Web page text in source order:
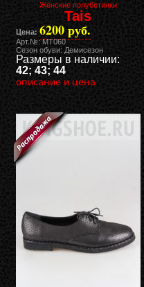
Женские полуботинки
Tais
Цена: 6200 руб.
Арт.№: MT060
Сезон обуви: Демисезон
Размеры в наличии:
42; 43; 44
описание и цена